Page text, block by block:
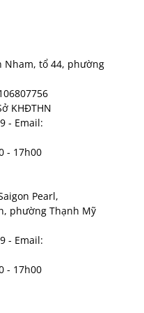
Nham, tổ 44, phường
KHĐTHN
- Email:
- 17h00
Pearl,
phường Thạnh Mỹ
- Email:
- 17h00